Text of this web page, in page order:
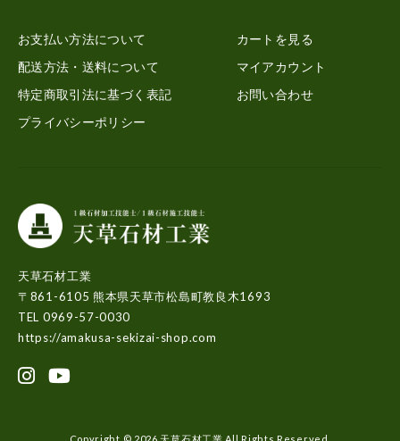
天草石材工業
〒861-6105 熊本県天草市松島町教良木1693
TEL 0969-57-0030
https://amakusa-sekizai-shop.com
お支払い方法について
配送方法・送料について
特定商取引法に基づく表記
プライバシーポリシー
カートを見る
マイアカウント
お問い合わせ